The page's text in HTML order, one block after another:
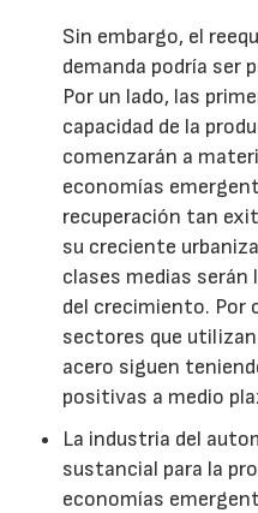
Sin embargo, el
demanda podría ser
Por un lado, las
capacidad de la
comenzarán a
economías
recuperación tan
su creciente
clases medias
del crecimiento. Por
sectores que
acero siguen
positivas a medio
La industria del
sustancial para la
economías